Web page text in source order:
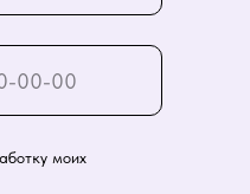
моих